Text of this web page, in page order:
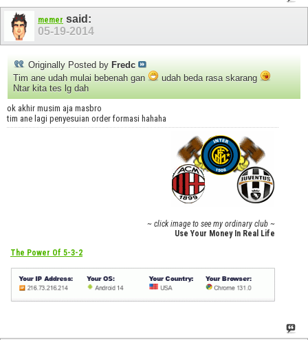
memer said:
05-19-2014
Originally Posted by Fredc
Tim ane udah mulai bebenah gan
udah beda rasa skarang
Ntar kita tes lg dah
ok akhir musim aja masbro
tim ane lagi penyesuian order formasi hahaha
~ click image to see my ordinary club ~
Use Your Money In Real Life
The Power Of 5-3-2